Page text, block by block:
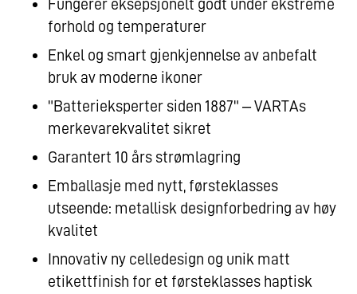
Fungerer eksepsjonelt godt under ekstreme
forhold og temperaturer
Enkel og smart gjenkjennelse av anbefalt
bruk av moderne ikoner
"Batterieksperter siden 1887" – VARTAs
merkevarekvalitet sikret
Garantert 10 års strømlagring
Emballasje med nytt, førsteklasses
utseende: metallisk designforbedring av høy
kvalitet
Innovativ ny celledesign og unik matt
etikettfinish for et førsteklasses haptisk